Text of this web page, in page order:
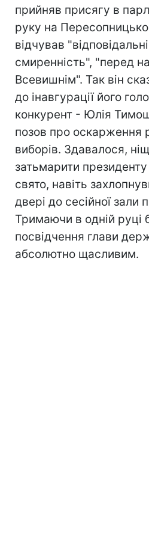
прийняв присягу в
руку на
відчував
смиренність", "перед
Всевишнім". Так він
до інавгурації його
конкурент - Юлія
позов про оскарження
виборів. Здавалося,
затьмарити
свято, навіть
двері до сесійної зали
Тримаючи в одній руці
посвідчення глави
абсолютно щасливим.